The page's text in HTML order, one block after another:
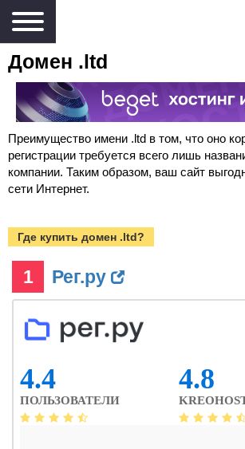
Домен .ltd
Преимущество имени .ltd в том, что оно
регистрации требуется всего лишь
компании. Таким образом, ваш сайт
сети Интернет.
Где купить домен .ltd?
1 Рег.ру
4.4
ПОЛЬЗОВАТЕЛИ
4.8